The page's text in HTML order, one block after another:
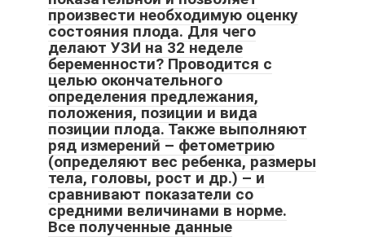
произвести необходимую оценку
состояния плода. Для чего
делают УЗИ на 32 неделе
беременности? Проводится с
целью окончательного
определения предлежания,
положения, позиции и вида
позиции плода. Также выполняют
ряд измерений – фетометрию
(определяют вес ребенка, размеры
тела, головы, рост и др.) – и
сравнивают показатели со
средними величинами в норме.
Все полученные данные